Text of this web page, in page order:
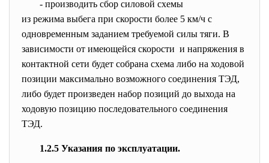
- производить сбор силовой схемы
из режима выбега при скорости более 5 км/ч с
одновременным заданием требуемой силы тяги. В
зависимости от имеющейся скорости и напряжения в
контактной сети будет собрана схема либо на ходовой
позиции максимально возможного соединения ТЭД,
либо будет произведен набор позиций до выхода на
ходовую позицию последовательного соединения
ТЭД.
1.2.5 Указания по эксплуатации.